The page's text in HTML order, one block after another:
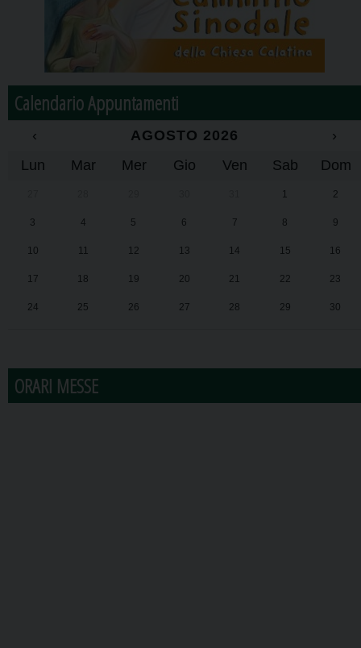
Calendario Appuntamenti
‹ AGOSTO 2026
›
Lun
Mar Mer Gio Ven Sab Dom
1 2
3 4 5 6 7 8 9
10 11 12 13 14 15 16
17 18 19 20 21 22 23
24 25 26 27 28 29 30
ORARI MESSE